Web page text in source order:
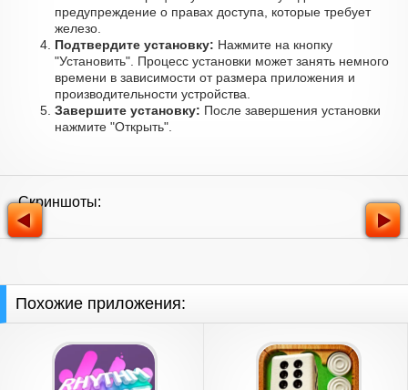
предупреждение о правах доступа, которые требует
железо.
Подтвердите установку: Нажмите на кнопку
"Установить". Процесс установки может занять немного
времени в зависимости от размера приложения и
производительности устройства.
Завершите установку: После завершения установки
нажмите "Открыть".
Скриншоты:
Похожие приложения: